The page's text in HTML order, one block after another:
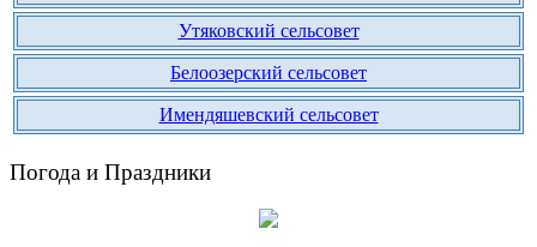
Утяковский сельсовет
Белоозерский сельсовет
Имендяшевский сельсовет
Погода и Праздники